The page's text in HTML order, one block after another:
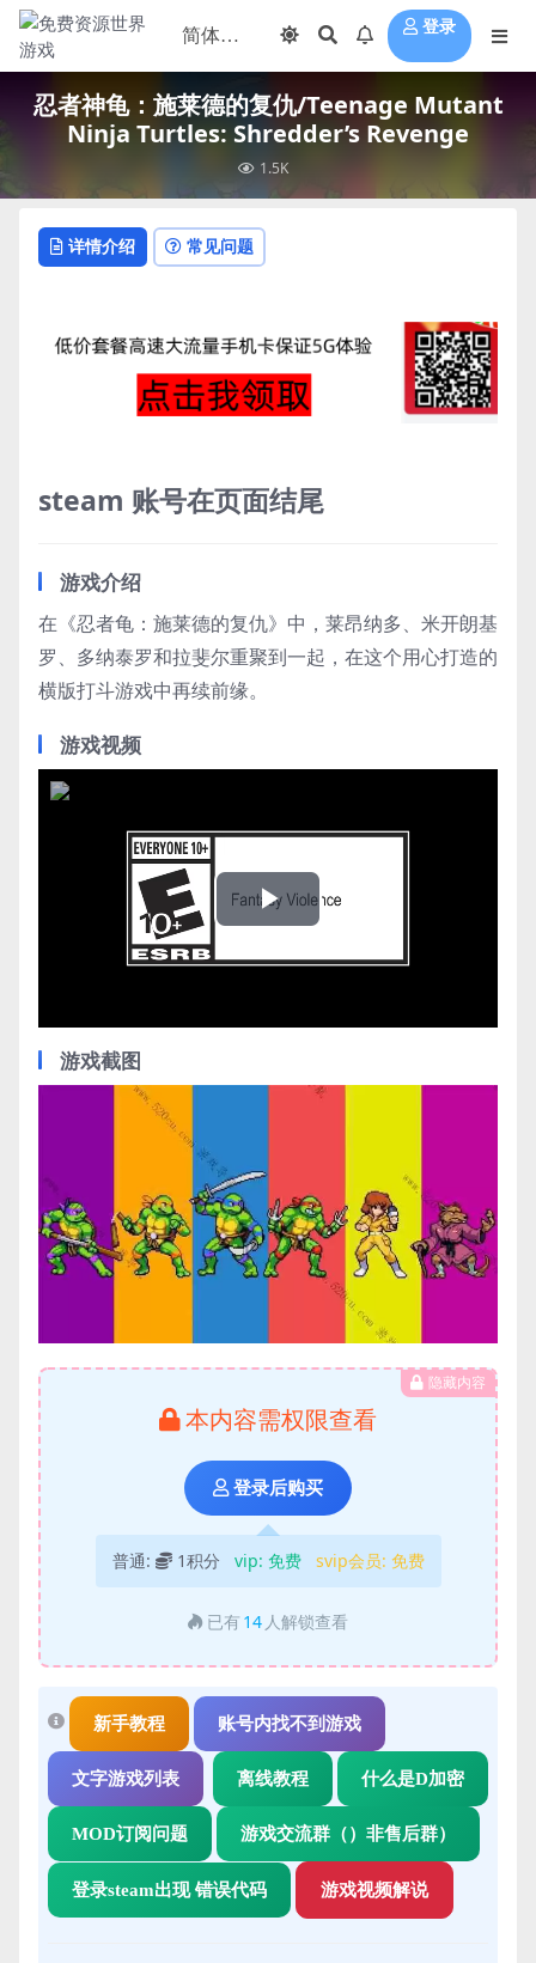
登录
忍者神龟：施莱德的复仇/Teenage Mutant
Ninja Turtles: Shredder’s Revenge
1.5K
详情介绍 常见问题
steam 账号在页面结尾
游戏介绍
在《忍者龟：施莱德的复仇》中，莱昂纳多、米开朗基
罗、多纳泰罗和拉斐尔重聚到一起，在这个用心打造的
横版打斗游戏中再续前缘。
游戏视频
Play
Video
游戏截图
隐藏内容
本内容需权限查看
登录后购买
普通: 1积分 vip: 免费 svip会员: 免费
已有 14 人解锁查看
新手教程 账号内找不到游戏
文字游戏列表 离线教程 什么是D加密
MOD订阅问题 游戏交流群（）非售后群）
登录steam出现 错误代码 游戏视频解说